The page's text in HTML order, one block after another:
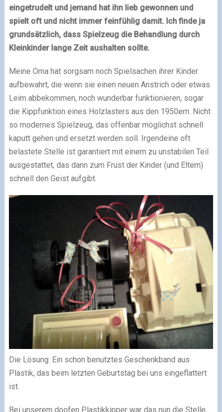
eingetrudelt und jemand hat ihn lieb gewonnen und
spielt oft und nicht immer feinfühlig damit. Ich finde ja
grundsätzlich, dass Spielzeug die Behandlung durch
Kleinkinder lange Zeit aushalten sollte.
Meine Oma hat sorgsam noch Spielsachen ihrer Kinder
aufbewahrt, die wenn sie einen neuen Anstrich oder etwas
Leim abbekommen, noch wunderbar funktionieren, sogar
die Kippfunktion eines Holzlasters aus den 1950ern. Nicht
so modernes Spielzeug, das offenbar möglichst schnell
kaputt gehen und ersetzt werden soll. Irgendeine oft
belastete Stelle ist garantiert mit einem zu unstabilen Teil
ausgestattet, das dann zum Frust der Kinder (und Eltern)
schnell den Geist aufgibt.
Die Lösung: Ein schon benutztes Geschenkband aus
Plastik, das beim letzten Geburtstag bei uns eingeflattert
ist.
Bei unserem doofen Plastikkipper war das nun die Stelle,